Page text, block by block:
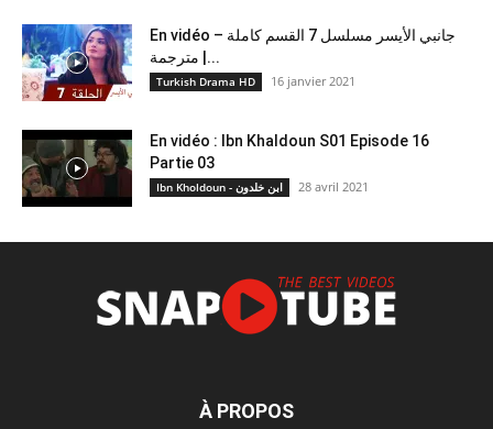
En vidéo – جانبي الأيسر مسلسل 7 القسم كاملة
مترجمة |...
Turkish Drama HD 16 janvier 2021
En vidéo : Ibn Khaldoun S01 Episode 16
Partie 03
Ibn Kholdoun - ابن خلدون 28 avril 2021
À PROPOS